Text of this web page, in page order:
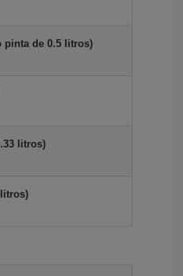
pinta de 0.5 litros)
litros)